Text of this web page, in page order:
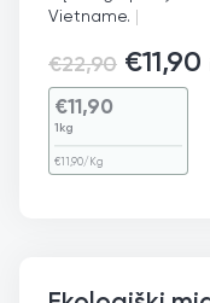
Vietname. |
€22,90 €11,90
€11,90
1kg
€11,90/Kg